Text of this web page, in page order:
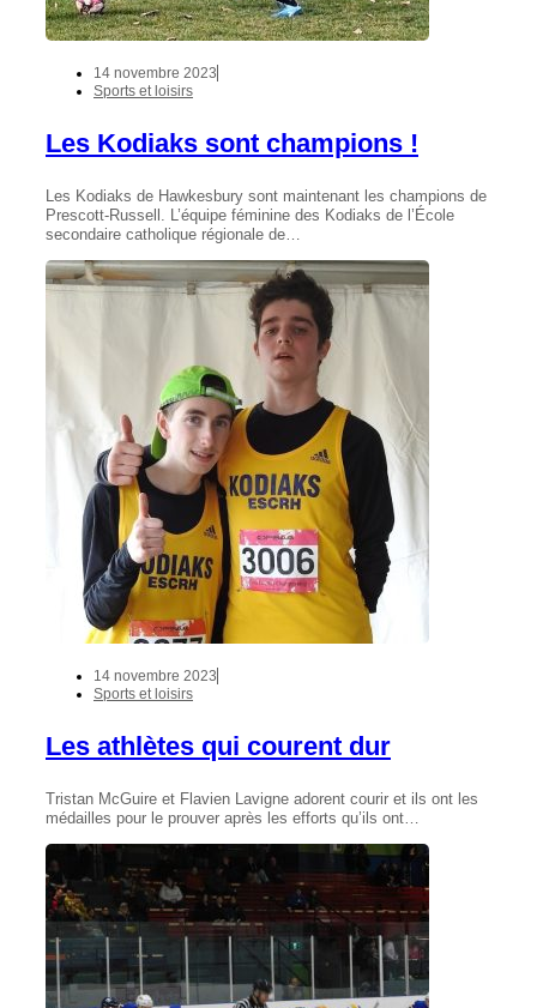
14 novembre 2023
Sports et loisirs
Les Kodiaks sont champions !
Les Kodiaks de Hawkesbury sont maintenant les champions de
Prescott-Russell. L’équipe féminine des Kodiaks de l’École
secondaire catholique régionale de…
14 novembre 2023
Sports et loisirs
Les athlètes qui courent dur
Tristan McGuire et Flavien Lavigne adorent courir et ils ont les
médailles pour le prouver après les efforts qu’ils ont…